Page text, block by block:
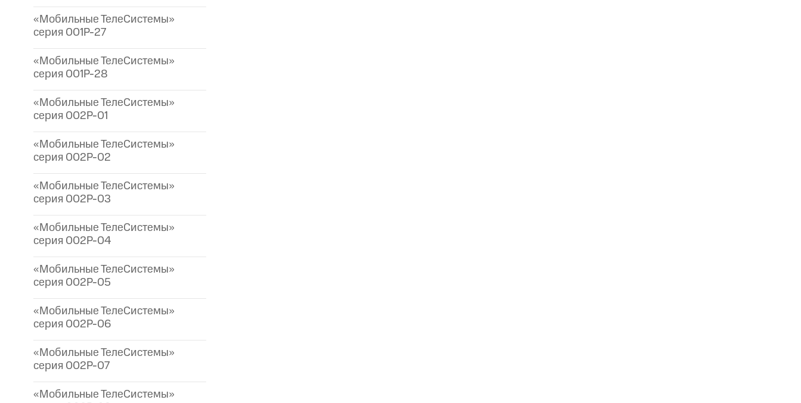
«Мобильные ТелеСистемы»
серия 001P-27
«Мобильные ТелеСистемы»
серия 001P-28
«Мобильные ТелеСистемы»
серия 002P-01
«Мобильные ТелеСистемы»
серия 002P-02
«Мобильные ТелеСистемы»
серия 002P-03
«Мобильные ТелеСистемы»
серия 002P-04
«Мобильные ТелеСистемы»
серия 002P-05
«Мобильные ТелеСистемы»
серия 002P-06
«Мобильные ТелеСистемы»
серия 002P-07
«Мобильные ТелеСистемы»